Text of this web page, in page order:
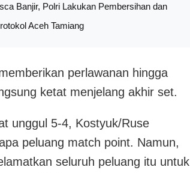
Banjir, Polri Lakukan Pembersihan dan
Aceh Tamiang
perlawanan hingga
ketat menjelang akhir set.
unggul 5-4, Kostyuk/Ruse
peluang match point. Namun,
seluruh peluang itu untuk